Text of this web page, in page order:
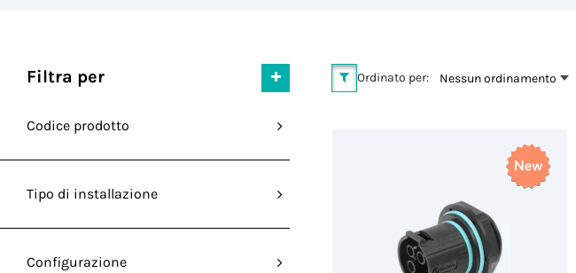
Filtra per
Codice prodotto
Tipo di installazione
Configurazione
Ordinato per: Nessun ordinamento